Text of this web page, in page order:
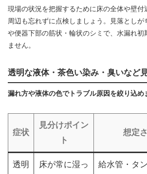
現場の状況を把握するために床の全体や壁付
周辺も忘れずに点検しましょう。見落としが
や便器下部の筋状・輪状のシミで、水漏れ初
ません。
透明な液体・茶色い染み・臭いなど
漏れ方や液体の色でトラブル原因を絞り込め
症状
見分けポイン
ト
想定
透明
床が常に湿っ
給水管・タ